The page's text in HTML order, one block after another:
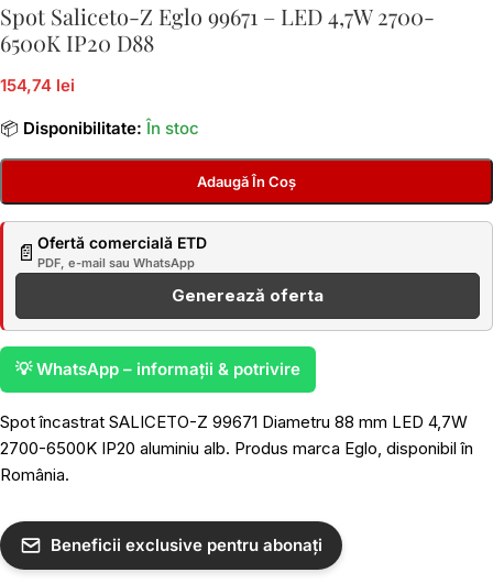
Spot Saliceto-Z Eglo 99671 – LED 4,7W 2700-
6500K IP20 D88
154,74 lei
📦 Disponibilitate: În stoc
Adaugă În Coș
📄 Ofertă comercială ETD
PDF, e-mail sau WhatsApp
Generează oferta
💡 WhatsApp – informații & potrivire
Spot încastrat SALICETO-Z 99671 Diametru 88 mm LED 4,7W
2700-6500K IP20 aluminiu alb. Produs marca Eglo, disponibil în
România.
Beneficii exclusive pentru abonați